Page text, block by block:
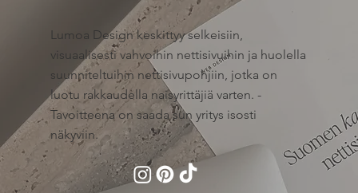
Lumoa Design keskittyy selkeisiin,
visuaalisesti vahvoihin nettisivuihin ja huolella
suunniteltuihin nettisivupohjiin, jotka on
luotu rakkaudella naisyrittäjiä varten. -
Tavoitteena on saada sun yritys isosti
näkyviin.